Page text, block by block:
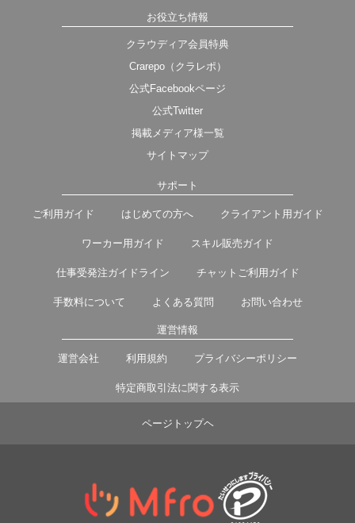
お役立ち情報
クラウディア会員特典
Crarepo（クラレポ）
公式Facebookページ
公式Twitter
掲載メディア様一覧
サイトマップ
サポート
ご利用ガイド はじめての方へ クライアント用ガイド
ワーカー用ガイド スキル販売ガイド
仕事受発注ガイドライン チャットご利用ガイド
手数料について よくある質問 お問い合わせ
運営情報
運営会社 利用規約 プライバシーポリシー
特定商取引法に関する表示
ページトップヘ